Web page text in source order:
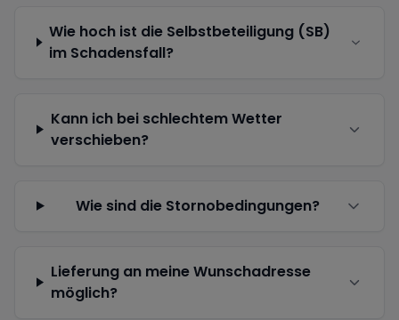
Wie hoch ist die Selbstbeteiligung (SB)
im Schadensfall?
Kann ich bei schlechtem Wetter
verschieben?
Wie sind die Stornobedingungen?
Lieferung an meine Wunschadresse
möglich?